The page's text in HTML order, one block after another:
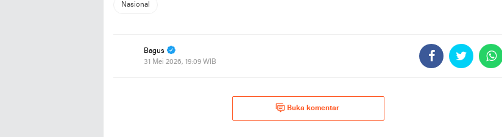
Nasional
Bagus
31 Mei 2026, 19:09 WIB
Buka komentar